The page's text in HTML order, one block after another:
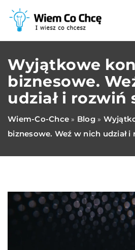
Wyjątkowe
biznesowe.
udział i rozwiń
Wiem-Co-Chce » Blog»
biznesowe. Weź w nich udział i